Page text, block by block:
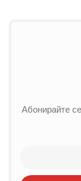
Абонирайте